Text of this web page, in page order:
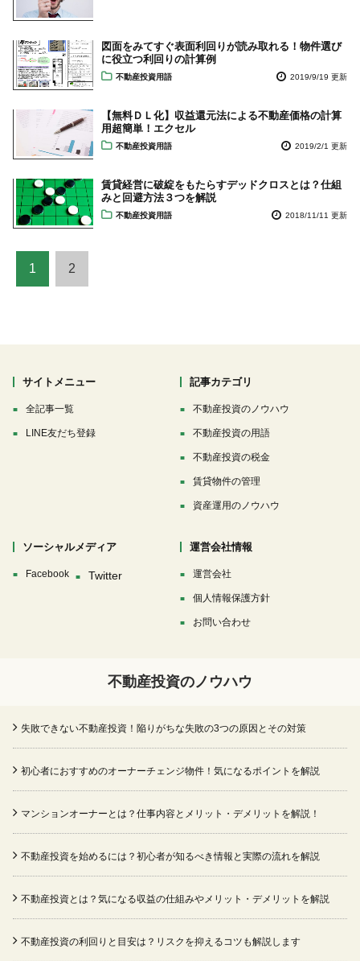
図面をみてすぐ表面利回りが読み取れる！物件選び
に役立つ利回りの計算例
不動産投資用語 2019/9/19 更新
【無料ＤＬ化】収益還元法による不動産価格の計算
用超簡単！エクセル
不動産投資用語 2019/2/1 更新
賃貸経営に破綻をもたらすデッドクロスとは？仕組
みと回避方法３つを解説
不動産投資用語 2018/11/11 更新
1 2
サイトメニュー
全記事一覧
LINE友だち登録
記事カテゴリ
不動産投資のノウハウ
不動産投資の用語
不動産投資の税金
賃貸物件の管理
資産運用のノウハウ
ソーシャルメディア
Facebook
運営会社情報
運営会社
個人情報保護方針
お問い合わせ
不動産投資のノウハウ
失敗できない不動産投資！陥りがちな失敗の3つの原因とその対策
初心者におすすめのオーナーチェンジ物件！気になるポイントを解説
マンションオーナーとは？仕事内容とメリット・デメリットを解説！
不動産投資を始めるには？初心者が知るべき情報と実際の流れを解説
不動産投資とは？気になる収益の仕組みやメリット・デメリットを解説
不動産投資の利回りと目安は？リスクを抑えるコツも解説します